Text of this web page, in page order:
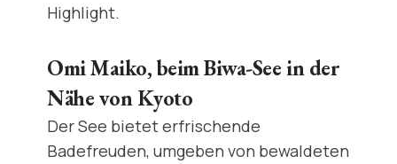
Highlight.
Omi Maiko, beim Biwa-See in der
Nähe von Kyoto
Der See bietet erfrischende
Badefreuden, umgeben von bewaldeten